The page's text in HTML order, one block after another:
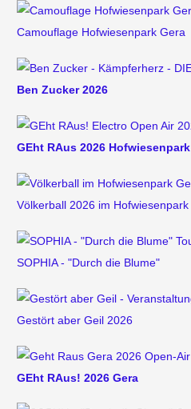
Camouflage Hofwiesenpark Gera
Ben Zucker 2026
GEht RAus 2026 Hofwiesenpark
Völkerball 2026 im Hofwiesenpark
SOPHIA - "Durch die Blume"
Gestört aber Geil 2026
GEht RAus! 2026 Gera